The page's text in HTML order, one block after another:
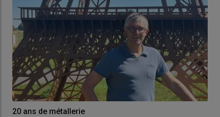
20 ans de métallerie